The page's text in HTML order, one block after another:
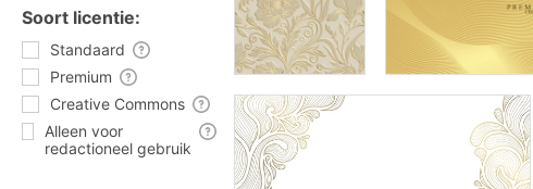
Soort licentie:
Standaard
Premium
Creative Commons
Alleen voor
redactioneel gebruik